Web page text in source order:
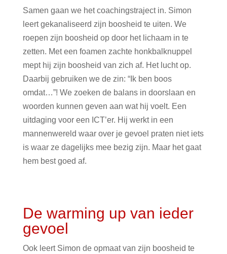
Samen gaan we het coachingstraject in. Simon
leert gekanaliseerd zijn boosheid te uiten. We
roepen zijn boosheid op door het lichaam in te
zetten. Met een foamen zachte honkbalknuppel
mept hij zijn boosheid van zich af. Het lucht op.
Daarbij gebruiken we de zin: “Ik ben boos
omdat…”! We zoeken de balans in doorslaan en
woorden kunnen geven aan wat hij voelt. Een
uitdaging voor een ICT’er. Hij werkt in een
mannenwereld waar over je gevoel praten niet iets
is waar ze dagelijks mee bezig zijn. Maar het gaat
hem best goed af.
De warming up van ieder
gevoel
Ook leert Simon de opmaat van zijn boosheid te